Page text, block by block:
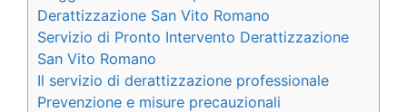
Derattizzazione San Vito Romano
Servizio di Pronto Intervento Derattizzazione
San Vito Romano
Il servizio di derattizzazione professionale
Prevenzione e misure precauzionali